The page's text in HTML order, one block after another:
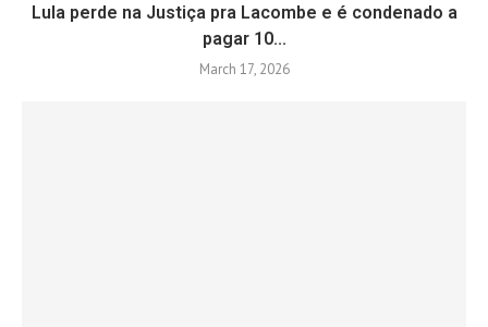
Lula perde na Justiça pra Lacombe e é condenado a
pagar 10...
March 17, 2026